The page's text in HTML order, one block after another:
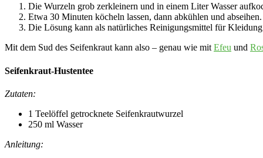
Die Wurzeln grob zerkleinern und in einem Liter Wasser
Etwa 30 Minuten köcheln lassen, dann abkühlen und abseihen.
Die Lösung kann als natürliches Reinigungsmittel für
Mit dem Sud des Seifenkraut kann also – genau wie mitEfeu und
Seifenkraut-Hustentee
Zutaten:
1 Teelöffel getrocknete Seifenkrautwurzel
250 ml Wasser
Anleitung: